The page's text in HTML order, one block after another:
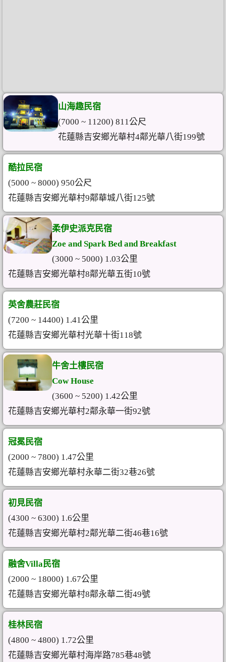
山海趣民宿
(7000 ~ 11200) 811公尺
花蓮縣吉安鄉光華村4鄰光華八街199號
酷拉民宿
(5000 ~ 8000) 950公尺
花蓮縣吉安鄉光華村9鄰華城八街125號
柔伊史派克民宿
Zoe and Spark Bed and Breakfast
(3000 ~ 5000) 1.03公里
花蓮縣吉安鄉光華村8鄰光華五街10號
英舍農莊民宿
(7200 ~ 14400) 1.41公里
花蓮縣吉安鄉光華村光華十街118號
牛舍土樓民宿
Cow House
(3600 ~ 5200) 1.42公里
花蓮縣吉安鄉光華村2鄰永華一街92號
冠冕民宿
(2000 ~ 7800) 1.47公里
花蓮縣吉安鄉光華村永華二街32巷26號
初見民宿
(4300 ~ 6300) 1.6公里
花蓮縣吉安鄉光華村2鄰光華二街46巷16號
融舍Villa民宿
(2000 ~ 18000) 1.67公里
花蓮縣吉安鄉光華村8鄰永華二街49號
桂林民宿
(4800 ~ 4800) 1.72公里
花蓮縣吉安鄉光華村海岸路785巷48號